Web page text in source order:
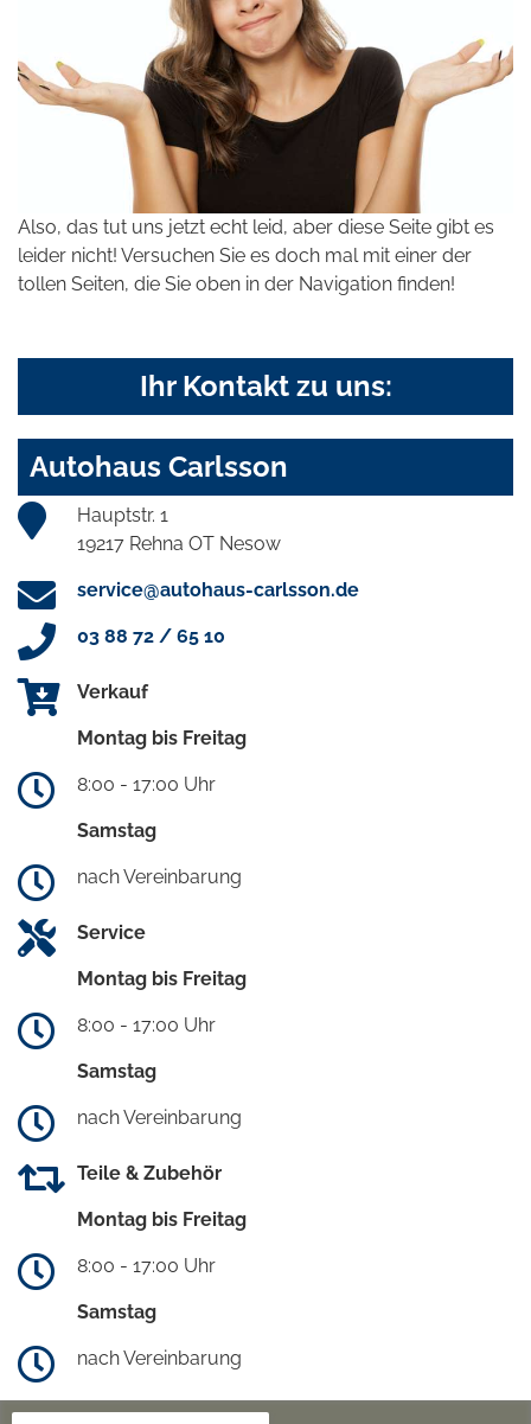
Also, das tut uns jetzt echt leid, aber diese Seite gibt es
leider nicht! Versuchen Sie es doch mal mit einer der
tollen Seiten, die Sie oben in der Navigation finden!
Ihr Kontakt zu uns:
Autohaus Carlsson
Hauptstr. 1
19217 Rehna OT Nesow
service@autohaus-carlsson.de
03 88 72 / 65 10
Verkauf
Montag bis Freitag
8:00 - 17:00 Uhr
Samstag
nach Vereinbarung
Service
Montag bis Freitag
8:00 - 17:00 Uhr
Samstag
nach Vereinbarung
Teile & Zubehör
Montag bis Freitag
8:00 - 17:00 Uhr
Samstag
nach Vereinbarung